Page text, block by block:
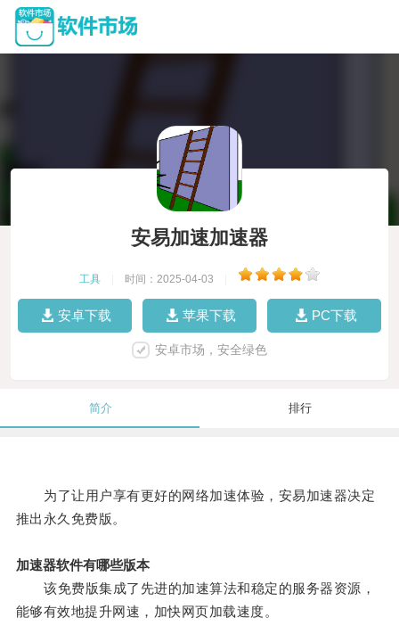
安易加速加速器
工具 时间：2025-04-03
安卓下载 苹果下载 PC下载
安卓市场，安全绿色
简介 排行
为了让用户享有更好的网络加速体验，安易加速器决定
推出永久免费版。
加速器软件有哪些版本
该免费版集成了先进的加速算法和稳定的服务器资源，
能够有效地提升网速，加快网页加载速度。